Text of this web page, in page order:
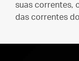
suas correntes,
das correntes